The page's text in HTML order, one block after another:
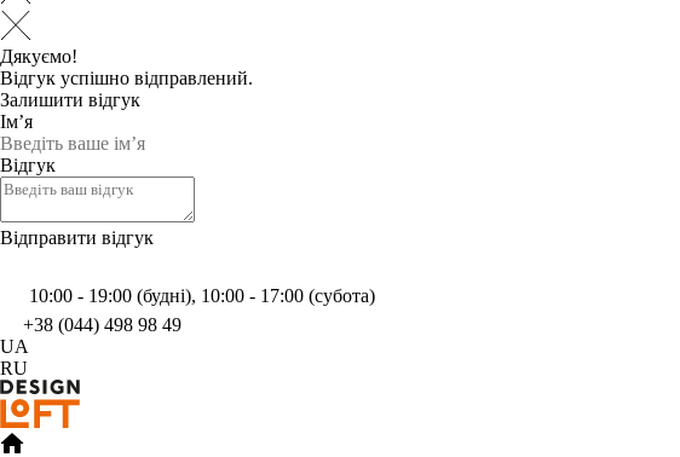
Дякуємо!
Відгук успішно відправлений.
Залишити відгук
Ім’я
Відгук
Відправити відгук
10:00 - 19:00 (будні), 10:00 - 17:00 (субота)
+38 (044) 498 98 49
UA
RU